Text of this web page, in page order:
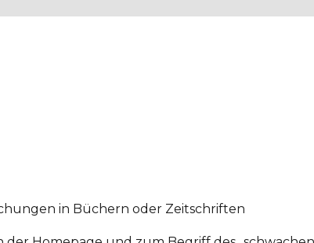
in Büchern oder Zeitschriften